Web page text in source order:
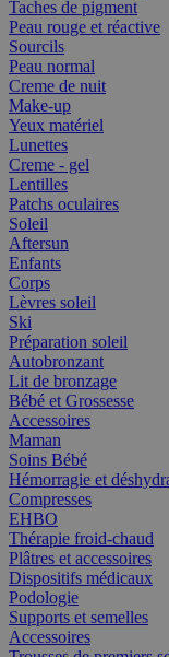
Taches de pigment
Peau rouge et réactive
Sourcils
Peau normal
Creme de nuit
Make-up
Yeux matériel
Lunettes
Creme - gel
Lentilles
Patchs oculaires
Soleil
Aftersun
Enfants
Corps
Lèvres soleil
Ski
Préparation soleil
Autobronzant
Lit de bronzage
Bébé et Grossesse
Accessoires
Maman
Soins Bébé
Hémorragie et
Compresses
EHBO
Thérapie froid-chaud
Plâtres et accessoires
Dispositifs médicaux
Podologie
Supports et semelles
Accessoires